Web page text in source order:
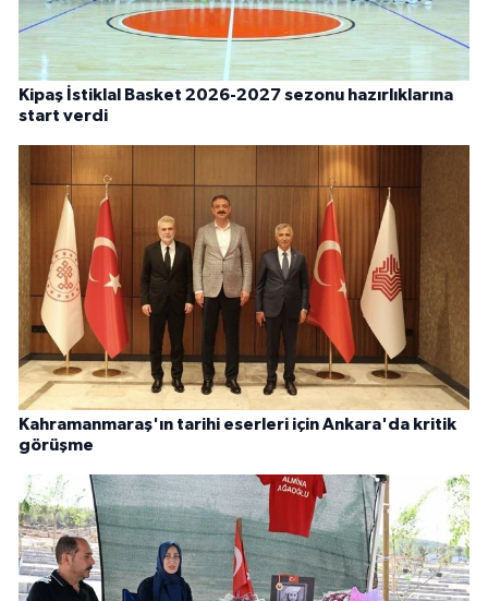
Kipaş İstiklal Basket 2026-2027 sezonu hazırlıklarına
start verdi
Kahramanmaraş'ın tarihi eserleri için Ankara'da kritik
görüşme